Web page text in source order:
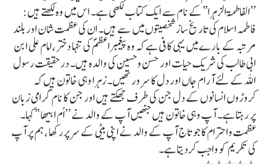
’’الفاطمۃ الزہرا‘‘ کے نام سے ایک کتاب لکھی ہے۔ اس میں وہ لکھتے ہیں:
فاطمہ اسلام کی تاریخ ساز شخصیتوں میں سے ہیں۔ ان کی عظمت شان اور بلند
مرتبہ کے بارے میں یہی کافی ہے کہ وہ پیغمبراعظمؐ کی تنہا دختر ،امام علی ابن
ابی طالب کی شریک حیات اور حسن وحسین کی والدہ ہیں۔ درحقیقت رسول
اللہ کے لئے آرام جاں اور دل کا سرور تھیں۔ زہرا وہی خاتون ہیں کہ
کروڑوں انسانوں کے دل جن کی طرف جھکتے ہیں اور جن کا نام گرامی زبان
پر رہتا ہے۔ آپ وہی خاتون ہیں جنھیں آپ کے والد نے ’’اُم ابیھا ‘‘ کہا۔
عظمت واحترام کا جو تاج آپ کے والد نے اپنی بیٹی کے سرپررکھا ، ہم پر آپ
کی تکریم کو واجب کردیتا ہے۔